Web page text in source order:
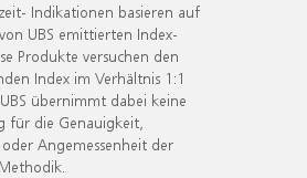
Indikationen basieren auf
UBS emittierten Index-
Produkte versuchen den
Index im Verhältnis 1:1
übernimmt dabei keine
für die Genauigkeit,
Angemessenheit der